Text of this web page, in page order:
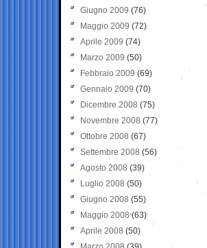
Giugno 2009 (76)
Maggio 2009 (72)
Aprile 2009 (74)
Marzo 2009 (50)
Febbraio 2009 (69)
Gennaio 2009 (70)
Dicembre 2008 (75)
Novembre 2008 (77)
Ottobre 2008 (67)
Settembre 2008 (56)
Agosto 2008 (39)
Luglio 2008 (50)
Giugno 2008 (55)
Maggio 2008(63)
Aprile 2008 (50)